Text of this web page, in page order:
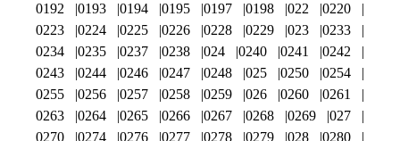
0192
0193 0194 0195 0197 0198 022
0220
0223
0224 0225 0226 0228 0229 023
0233
0234
0235 0237 0238 024 0240 0241
0242
0243
0244 0246 0247 0248 025 0250
0254
0255
0256 0257 0258 0259 026 0260
0261
0263
0264 0265 0266 0267 0268 0269
027
0270
0274 0276 0277 0278 0279 028 0280